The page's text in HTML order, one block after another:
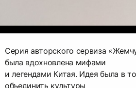
Серия авторского сервиза
была вдохновлена мифами
и легендами Китая. Идея была в
объединить культуры